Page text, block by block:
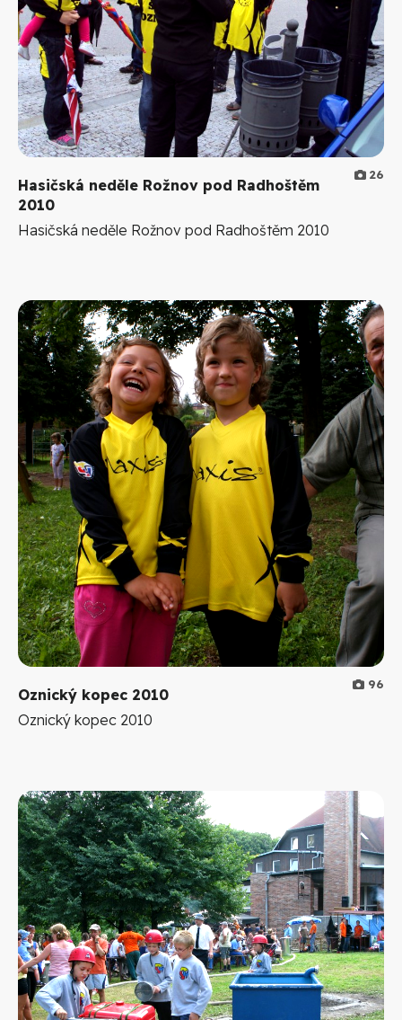
26
Hasičská neděle Rožnov pod Radhoštěm
2010
Hasičská neděle Rožnov pod Radhoštěm 2010
96
Oznický kopec 2010
Oznický kopec 2010